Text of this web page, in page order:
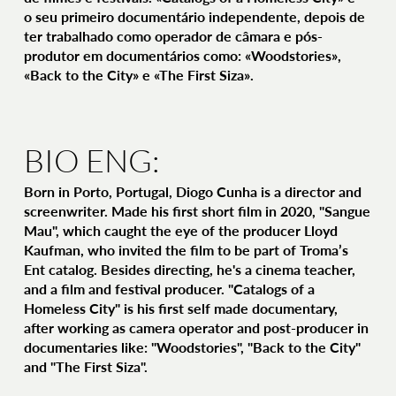
o seu primeiro documentário independente, depois de
ter trabalhado como operador de câmara e pós-
produtor em documentários como: «Woodstories»,
«Back to the City» e «The First Siza».
BIO ENG:
Born in Porto, Portugal, Diogo Cunha is a director and
screenwriter. Made his first short film in 2020, "Sangue
Mau", which caught the eye of the producer Lloyd
Kaufman, who invited the film to be part of Troma’s
Ent catalog. Besides directing, he's a cinema teacher,
and a film and festival producer. "Catalogs of a
Homeless City" is his first self made documentary,
after working as camera operator and post-producer in
documentaries like: "Woodstories", "Back to the City"
and "The First Siza".